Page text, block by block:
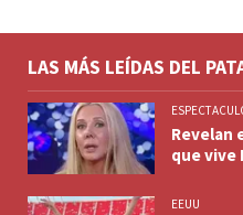
LAS MÁS LEÍDAS DEL
Revelan
que vive
EEUU